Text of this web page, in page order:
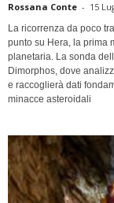
Rossana Conte - 15
La ricorrenza da poco
punto su Hera, la prima
planetaria. La sonda
Dimorphos, dove
e raccoglierà dati
minacce asteroidali